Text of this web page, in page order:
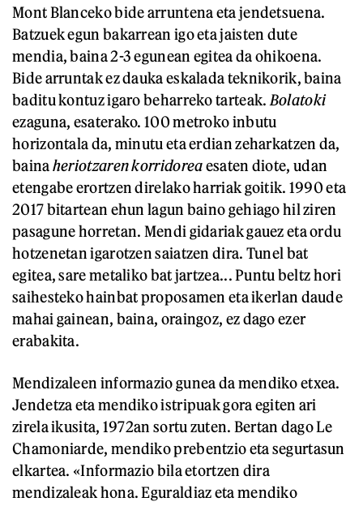
Mont Blanceko bide arruntena eta jendetsuena.
Batzuek egun bakarrean igo eta jaisten dute
mendia, baina 2-3 egunean egitea da ohikoena.
Bide arruntak ez dauka eskalada teknikorik, baina
baditu kontuz igaro beharreko tarteak. Bolatoki
ezaguna, esaterako. 100 metroko inbutu
horizontala da, minutu eta erdian zeharkatzen da,
bainaheriotzaren korridoreaesaten diote, udan
etengabe erortzen direlako harriak goitik. 1990 eta
2017 bitartean ehun lagun baino gehiago hil ziren
pasagune horretan. Mendi gidariak gauez eta ordu
hotzenetan igarotzen saiatzen dira. Tunel bat
egitea, sare metaliko bat jartzea... Puntu beltz hori
saihesteko hainbat proposamen eta ikerlan daude
mahai gainean, baina, oraingoz, ez dago ezer
erabakita.
Mendizaleen informazio gunea da mendiko etxea.
Jendetza eta mendiko istripuak gora egiten ari
zirela ikusita, 1972an sortu zuten. Bertan dago Le
Chamoniarde, mendiko prebentzio eta segurtasun
elkartea. «Informazio bila etortzen dira
mendizaleak hona. Eguraldiaz eta mendiko